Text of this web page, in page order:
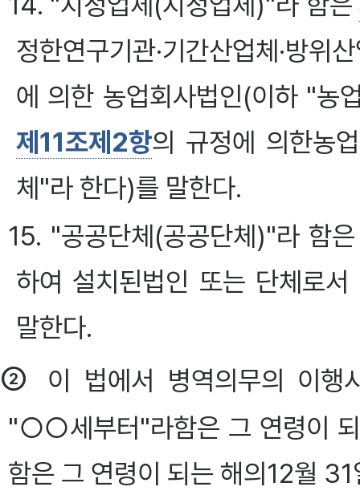
정한연구기관·기간산업체·방위
에 의한 농업회사법인(이하 "농
제11조제2항의 규정에 의한농
체"라 한다)를 말한다.
15. "공공단체(공공단체)"라 함
하여 설치된법인 또는 단체로
말한다.
②
이 법에서 병역의무의 이행
"○○세부터"라함은 그 연령이
함은 그 연령이 되는 해의12월